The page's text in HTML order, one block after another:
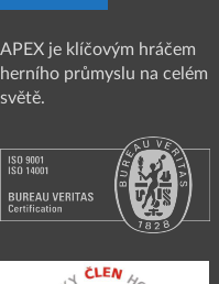
APEX je klíčovým hráčem
herního průmyslu na celém
světě.